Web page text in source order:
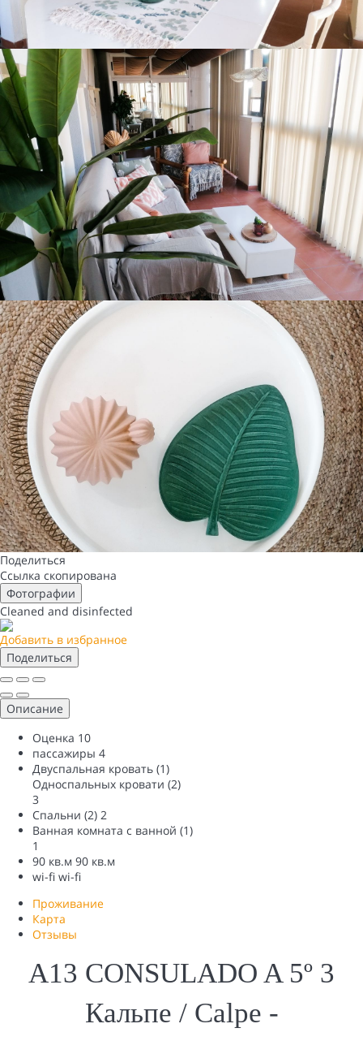
Поделиться
Ссылка скопирована
Фотографии
Cleaned and disinfected
Добавить в избранное
Поделиться
Описание
Оценка 10
пассажиры 4
Двуспальная кровать (1)
Односпальных кровати (2)
3
Спальни (2) 2
Ванная комната с ванной (1)
1
90 кв.м 90 кв.м
wi-fi wi-fi
Проживание
Карта
Отзывы
A13 CONSULADO A 5º 3
Кальпе / Calpe -